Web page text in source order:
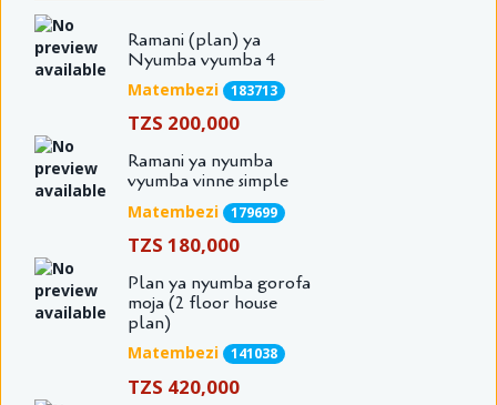
Ramani (plan) ya
Nyumba vyumba 4
Matembezi 183713
TZS 200,000
Ramani ya nyumba
vyumba vinne simple
Matembezi 179699
TZS 180,000
Plan ya nyumba gorofa
moja (2 floor house
plan)
Matembezi 141038
TZS 420,000